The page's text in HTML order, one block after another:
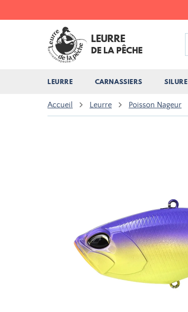
LEURRE
DE LA PÊCHE
LEURRE CARNASSIERS SILURE
Accueil Leurre Poisson Nageur